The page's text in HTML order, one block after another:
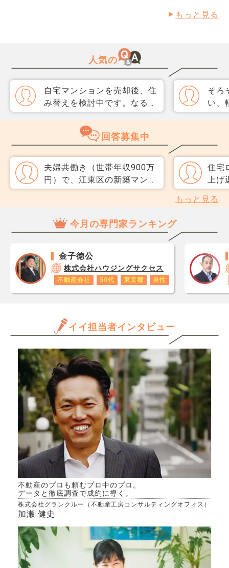
もっと見る
人気の
自宅マンションを売却後、住
み替えを検討中です。なるべ
く3か月以内に売却をしたい
のですが、一般媒介と専任媒
介で迷っています。 窓口は
だと思うのですが、友人には
専任をおすすめされました。
それぞれメリットデメリット
そろ
い、
取り
直、
の
だ、
スコ
が1
です
あり
ロで
だけ
ます
きる
か、
専門
回答募集中
夫婦共働き（世帯年収900万
円）で、江東区の新築マンシ
ョンを契約しました。 頭金
銀行から5,000万円を35年変
動金利で申し込み中です。
完済予定は自分が68歳のとき
になるので、払いきれるかの
点で不安です。 何かあった
ようなマイナスな思考になっ
ませんが、大丈夫なのか… 確
認するべき箇所や保証など、
アドバイスをください。
住宅
上げ
ると
タル
もっと見る
今月の専門家ランキング
金子徳公
株式会社ハウジングサクセス
不動産会社 50代 東京都 男性
イイ担当者インタビュー
不動産のプロも頼むプロ中のプロ。
データと徹底調査で成約に導く。
株式会社グランクルー（不動産工房コンサルティングオフィス）
加瀬 健史